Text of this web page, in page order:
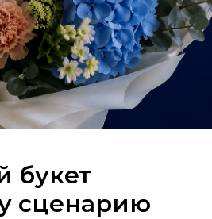
букет
сценарию